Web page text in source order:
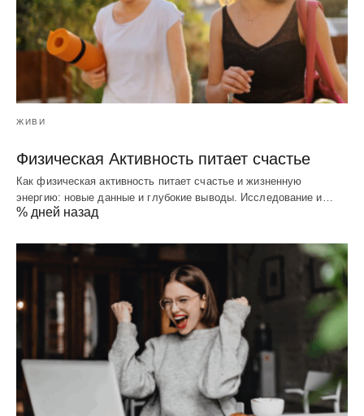
ЖИВИ
Физическая Активность питает счастье
Как физическая активность питает счастье и жизненную
энергию: новые данные и глубокие выводы. Исследование и…
% дней назад